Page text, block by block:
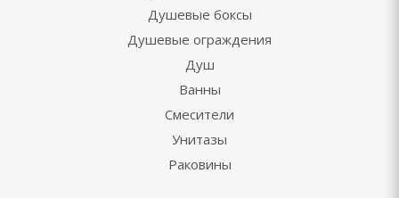
Душевые боксы
Душевые ограждения
Душ
Ванны
Смесители
Унитазы
Раковины